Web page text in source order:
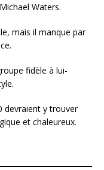
Waters.
mais il manque par
fidèle à lui-
devraient y trouver
et chaleureux.